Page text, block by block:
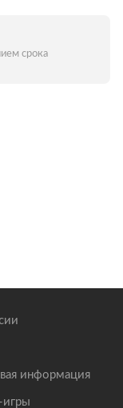
срока
информация